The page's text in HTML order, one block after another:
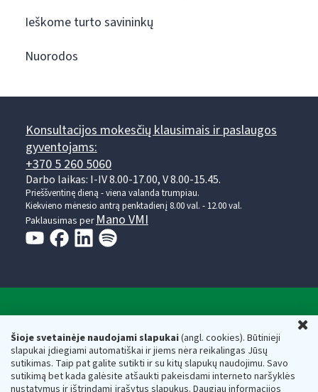
Šioje svetainėje naudojami slapukai(angl. cookies). Būtinieji
slapukai įdiegiami automatiškai ir jiems nėra reikalingas Jūsų
sutikimas. Taip pat galite sutikti ir su kitų slapukų naudojimu. Savo
sutikimą bet kada galėsite atšaukti pakeisdami interneto naršyklės
nustatymus ir ištrindami įrašytus slapukus. Daugiau informacijos
Ieškome turto savininkų
Nuorodos
Konsultacijos mokesčių klausimais ir paslaugos
gyventojams:
+370 5 260 5060
Darbo laikas: I-IV 8.00-17.00, V 8.00-15.45.
Prieššventinę dieną - viena valanda trumpiau.
Kiekvieno mėnesio antrą penktadienį 8.00 val. - 12.00 val.
Paklausimas per Mano VMI
Respublikos finansų ministerijos
Biudžetinė įstaiga. Juridinio asmens kodas — 188659752,
adresas: Vasario 16-osios g. 14, 01107 Vilnius, Lietuva, el.paštas:
vmi@vmi.lt, E. pristatymo dėžutės adresas 188659752